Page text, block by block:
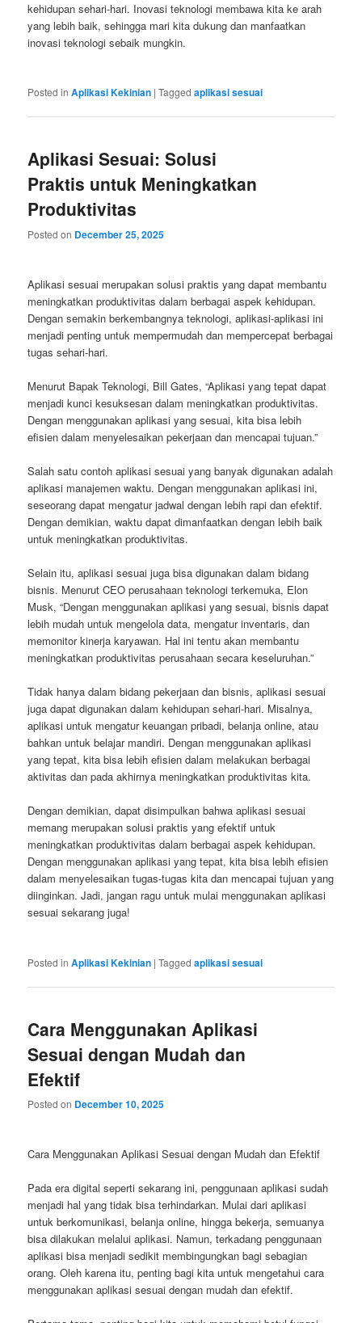
kehidupan sehari-hari. Inovasi teknologi membawa kita ke arah
yang lebih baik, sehingga mari kita dukung dan manfaatkan
inovasi teknologi sebaik mungkin.
Posted in Aplikasi Kekinian |Tagged aplikasi sesuai
Aplikasi Sesuai: Solusi
Praktis untuk Meningkatkan
Produktivitas
Posted on December 25, 2025
Aplikasi sesuai merupakan solusi praktis yang dapat membantu
meningkatkan produktivitas dalam berbagai aspek kehidupan.
Dengan semakin berkembangnya teknologi, aplikasi-aplikasi ini
menjadi penting untuk mempermudah dan mempercepat berbagai
tugas sehari-hari.
Menurut Bapak Teknologi, Bill Gates, “Aplikasi yang tepat dapat
menjadi kunci kesuksesan dalam meningkatkan produktivitas.
Dengan menggunakan aplikasi yang sesuai, kita bisa lebih
efisien dalam menyelesaikan pekerjaan dan mencapai tujuan.”
Salah satu contoh aplikasi sesuai yang banyak digunakan adalah
aplikasi manajemen waktu. Dengan menggunakan aplikasi ini,
seseorang dapat mengatur jadwal dengan lebih rapi dan efektif.
Dengan demikian, waktu dapat dimanfaatkan dengan lebih baik
untuk meningkatkan produktivitas.
Selain itu, aplikasi sesuai juga bisa digunakan dalam bidang
bisnis. Menurut CEO perusahaan teknologi terkemuka, Elon
Musk, “Dengan menggunakan aplikasi yang sesuai, bisnis dapat
lebih mudah untuk mengelola data, mengatur inventaris, dan
memonitor kinerja karyawan. Hal ini tentu akan membantu
meningkatkan produktivitas perusahaan secara keseluruhan.”
Tidak hanya dalam bidang pekerjaan dan bisnis, aplikasi sesuai
juga dapat digunakan dalam kehidupan sehari-hari. Misalnya,
aplikasi untuk mengatur keuangan pribadi, belanja online, atau
bahkan untuk belajar mandiri. Dengan menggunakan aplikasi
yang tepat, kita bisa lebih efisien dalam melakukan berbagai
aktivitas dan pada akhirnya meningkatkan produktivitas kita.
Dengan demikian, dapat disimpulkan bahwa aplikasi sesuai
memang merupakan solusi praktis yang efektif untuk
meningkatkan produktivitas dalam berbagai aspek kehidupan.
Dengan menggunakan aplikasi yang tepat, kita bisa lebih efisien
dalam menyelesaikan tugas-tugas kita dan mencapai tujuan yang
diinginkan. Jadi, jangan ragu untuk mulai menggunakan aplikasi
sesuai sekarang juga!
Posted in Aplikasi Kekinian |Tagged aplikasi sesuai
Cara Menggunakan Aplikasi
Sesuai dengan Mudah dan
Efektif
Posted on December 10, 2025
Cara Menggunakan Aplikasi Sesuai dengan Mudah dan Efektif
Pada era digital seperti sekarang ini, penggunaan aplikasi sudah
menjadi hal yang tidak bisa terhindarkan. Mulai dari aplikasi
untuk berkomunikasi, belanja online, hingga bekerja, semuanya
bisa dilakukan melalui aplikasi. Namun, terkadang penggunaan
aplikasi bisa menjadi sedikit membingungkan bagi sebagian
orang. Oleh karena itu, penting bagi kita untuk mengetahui cara
menggunakan aplikasi sesuai dengan mudah dan efektif.